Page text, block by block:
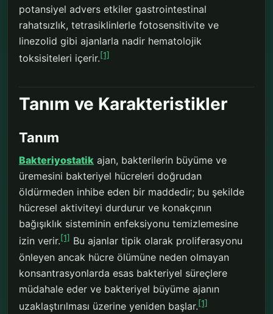
potansiyel advers etkiler gastrointestinal
rahatsızlık, tetrasiklinlerle fotosensitivite ve
linezolid gibi ajanlarla nadir hematolojik
toksisiteleri içerir.[1]
Tanım ve Karakteristikler
Tanım
Bakteriyostatik ajan, bakterilerin büyüme ve
üremesini bakteriyel hücreleri doğrudan
öldürmeden inhibe eden bir maddedir; bu şekilde
hücresel aktiviteyi durdurur ve konakçının
bağışıklık sisteminin enfeksiyonu temizlemesine
izin verir.[1] Bu ajanlar tipik olarak proliferasyonu
önleyen ancak hücre ölümüne neden olmayan
konsantrasyonlarda esas bakteriyel süreçlere
müdahale eder ve bakteriyel büyüme ajanın
uzaklaştırılması üzerine yeniden başlar.[1]